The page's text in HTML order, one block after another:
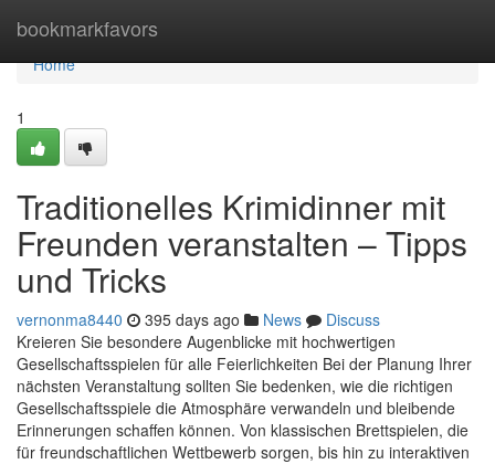
bookmarkfavors
Home
Home
1
Traditionelles Krimidinner mit
Freunden veranstalten – Tipps
und Tricks
vernonma8440 395 days ago News
Discuss
Kreieren Sie besondere Augenblicke mit hochwertigen
Gesellschaftsspielen für alle Feierlichkeiten Bei der Planung Ihrer
nächsten Veranstaltung sollten Sie bedenken, wie die richtigen
Gesellschaftsspiele die Atmosphäre verwandeln und bleibende
Erinnerungen schaffen können. Von klassischen Brettspielen, die
für freundschaftlichen Wettbewerb sorgen, bis hin zu interaktiven